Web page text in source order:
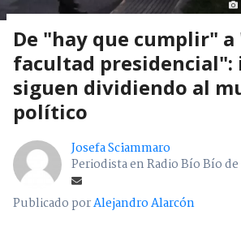
De "hay que cumplir"
facultad
siguen dividiendo al
político
Josefa Sciammaro
Periodista en Radio Bío Bío
Publicado porAlejandro Alarcón